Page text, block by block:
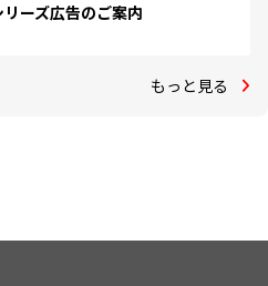
リーズ広告のご案内
もっと見る